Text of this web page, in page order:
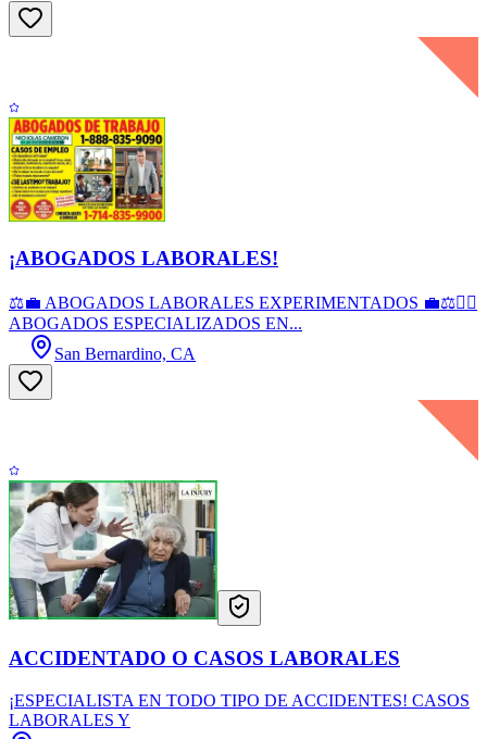
¡ABOGADOS LABORALES!
⚖️💼 ABOGADOS LABORALES EXPERIMENTADOS 💼⚖️👨‍⚖️
ABOGADOS ESPECIALIZADOS EN...
San Bernardino, CA
ACCIDENTADO O CASOS LABORALES
¡ESPECIALISTA EN TODO TIPO DE ACCIDENTES! CASOS
LABORALES Y